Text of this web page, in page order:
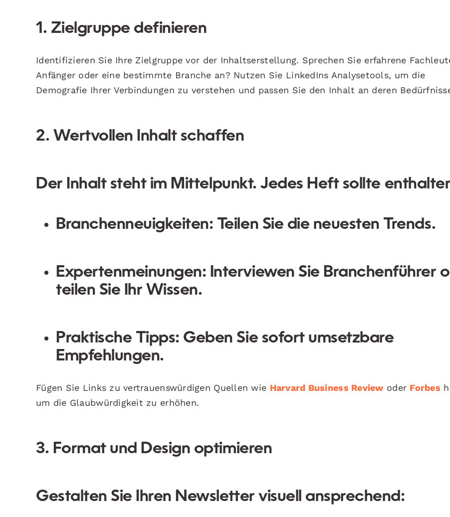
1. Zielgruppe definieren
Identifizieren Sie Ihre Zielgruppe vor der Inhaltserstellung. Sprechen Sie erfahrene
Anfänger oder eine bestimmte Branche an? Nutzen Sie LinkedIns Analysetools, um die
Demografie Ihrer Verbindungen zu verstehen und passen Sie den Inhalt an deren
2. Wertvollen Inhalt schaffen
Der Inhalt steht im Mittelpunkt. Jedes Heft sollte
Branchenneuigkeiten: Teilen Sie die neuesten Trends.
Expertenmeinungen: Interviewen Sie Branchenführer
teilen Sie Ihr Wissen.
Praktische Tipps: Geben Sie sofort umsetzbare
Empfehlungen.
Fügen Sie Links zu vertrauenswürdigen Quellen wie Harvard Business Review oder Forbes
um die Glaubwürdigkeit zu erhöhen.
3. Format und Design optimieren
Gestalten Sie Ihren Newsletter visuell ansprechend: